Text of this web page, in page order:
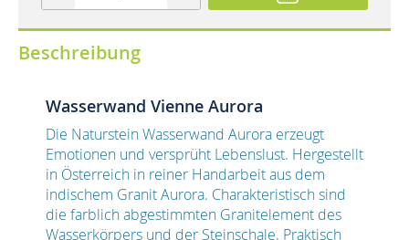
Beschreibung
Wasserwand Vienne Aurora
Die Naturstein Wasserwand Aurora erzeugt
Emotionen und versprüht Lebenslust. Hergestellt
in Österreich in reiner Handarbeit aus dem
indischem Granit Aurora. Charakteristisch sind
die farblich abgestimmten Granitelement des
Wasserkörpers und der Steinschale. Praktisch